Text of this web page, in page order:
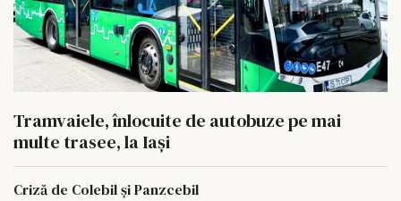
Tramvaiele, înlocuite de autobuze pe mai
multe trasee, la Iași
Criză de Colebil și Panzcebil